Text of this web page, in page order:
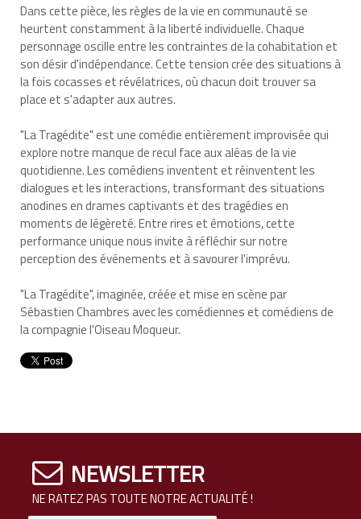
Dans cette pièce, les règles de la vie en communauté se
heurtent constamment à la liberté individuelle. Chaque
personnage oscille entre les contraintes de la cohabitation et
son désir d'indépendance. Cette tension crée des situations à
la fois cocasses et révélatrices, où chacun doit trouver sa
place et s'adapter aux autres.
"La Tragédite" est une comédie entièrement improvisée qui
explore notre manque de recul face aux aléas de la vie
quotidienne. Les comédiens inventent et réinventent les
dialogues et les interactions, transformant des situations
anodines en drames captivants et des tragédies en
moments de légèreté. Entre rires et émotions, cette
performance unique nous invite à réfléchir sur notre
perception des événements et à savourer l'imprévu.
"La Tragédite", imaginée, créée et mise en scène par
Sébastien Chambres avec les comédiennes et comédiens de
la compagnie l'Oiseau Moqueur.
NEWSLETTER
NE RATEZ PAS TOUTE NOTRE ACTUALITÉ !